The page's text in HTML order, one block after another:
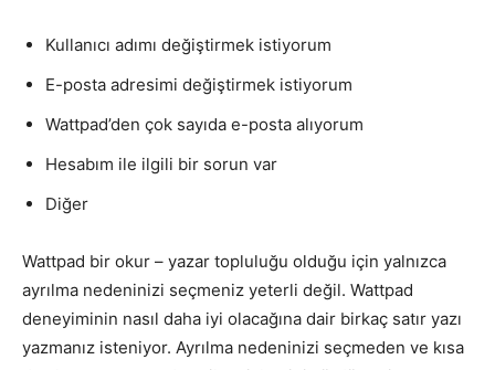
Kullanıcı adımı değiştirmek istiyorum
E-posta adresimi değiştirmek istiyorum
Wattpad’den çok sayıda e-posta alıyorum
Hesabım ile ilgili bir sorun var
Diğer
Wattpad bir okur – yazar topluluğu olduğu için yalnızca
ayrılma nedeninizi seçmeniz yeterli değil. Wattpad
deneyiminin nasıl daha iyi olacağına dair birkaç satır yazı
yazmanız isteniyor. Ayrılma nedeninizi seçmeden ve kısa